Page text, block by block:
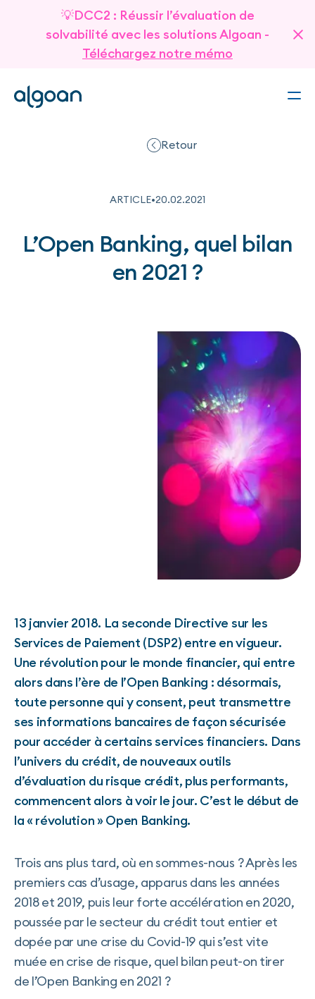
💡DCC2 : Réussir l’évaluation de
solvabilité avec les solutions Algoan -
Téléchargez notre mémo
Retour
ARTICLE•20.02.2021
L’Open Banking, quel bilan
en 2021 ?
13 janvier 2018. La seconde Directive sur les
Services de Paiement (DSP2) entre en vigueur.
Une révolution pour le monde financier, qui entre
alors dans l’ère de l’Open Banking : désormais,
toute personne qui y consent, peut transmettre
ses informations bancaires de façon sécurisée
pour accéder à certains services financiers. Dans
l’univers du crédit, de nouveaux outils
d’évaluation du risque crédit, plus performants,
commencent alors à voir le jour. C’est le début de
la « révolution » Open Banking.
Trois ans plus tard, où en sommes-nous ? Après les
premiers cas d’usage, apparus dans les années
2018 et 2019, puis leur forte accélération en 2020,
poussée par le secteur du crédit tout entier et
dopée par une crise du Covid-19 qui s’est vite
muée en crise de risque, quel bilan peut-on tirer
de l’Open Banking en 2021 ?